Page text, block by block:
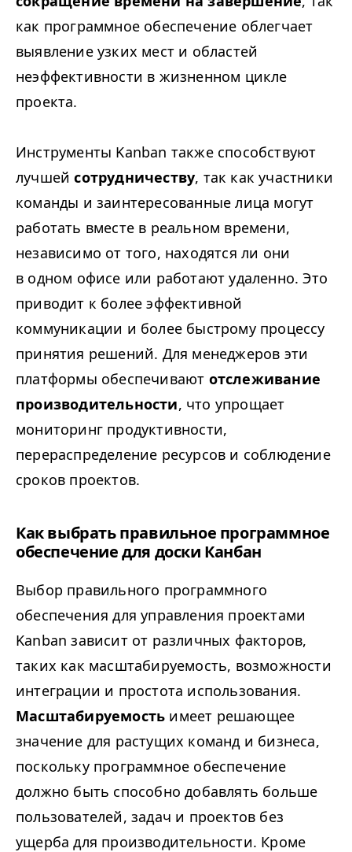
как программное обеспечение облегчает
выявление узких мест и областей
неэффективности в жизненном цикле
проекта.
Инструменты Kanban также способствуют
лучшейсотрудничеству, так как участники
команды и заинтересованные лица могут
работать вместе в реальном времени,
независимо от того, находятся ли они
в одном офисе или работают удаленно. Это
приводит к более эффективной
коммуникации и более быстрому процессу
принятия решений. Для менеджеров эти
платформы обеспечивают отслеживание
производительности, что упрощает
мониторинг продуктивности,
перераспределение ресурсов и соблюдение
сроков проектов.
Как выбрать правильное программное
обеспечение для доски Канбан
Выбор правильного программного
обеспечения для управления проектами
Kanban зависит от различных факторов,
таких как масштабируемость, возможности
интеграции и простота использования.
Масштабируемость имеет решающее
значение для растущих команд и бизнеса,
поскольку программное обеспечение
должно быть способно добавлять больше
пользователей, задач и проектов без
ущерба для производительности. Кроме